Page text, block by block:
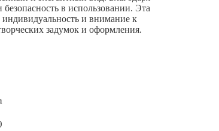
в использовании. Эта
и внимание к
задумок и оформления.